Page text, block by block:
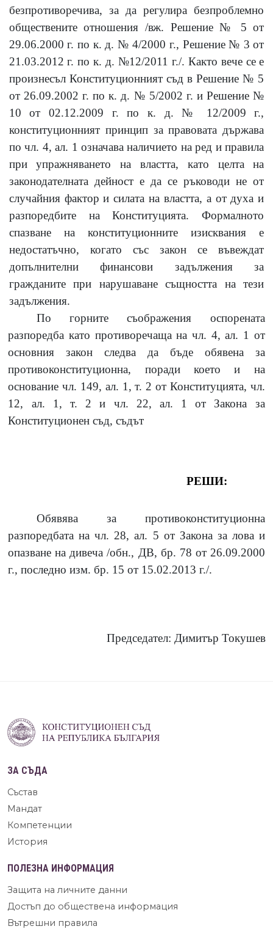
безпротиворечива, за да регулира безпроблемно
обществените отношения /вж. Решение № 5 от
29.06.2000 г. по к. д. № 4/2000 г., Решение № 3 от
21.03.2012 г. по к. д. №12/2011 г./. Както вече се е
произнесъл Конституционният съд в Решение № 5
от 26.09.2002 г. по к. д. № 5/2002 г. и Решение №
10 от 02.12.2009 г. по к. д. № 12/2009 г.,
конституционният принцип за правовата държава
по чл. 4, ал. 1 означава наличието на ред и правила
при упражняването на властта, като целта на
законодателната дейност е да се ръководи не от
случайния фактор и силата на властта, а от духа и
разпоредбите на Конституцията. Формалното
спазване на конституционните изисквания е
недостатъчно, когато със закон се въвеждат
допълнителни финансови задължения за
гражданите при нарушаване същността на тези
задължения.
По горните съображения оспорената
разпоредба като противоречаща на чл. 4, ал. 1 от
основния закон следва да бъде обявена за
противоконституционна, поради което и на
основание чл. 149, ал. 1, т. 2 от Конституцията, чл.
12, ал. 1, т. 2 и чл. 22, ал. 1 от Закона за
Конституционен съд, съдът
РЕШИ:
Обявява за противоконституционна
разпоредбата на чл. 28, ал. 5 от Закона за лова и
опазване на дивеча /обн., ДВ, бр. 78 от 26.09.2000
г., последно изм. бр. 15 от 15.02.2013 г./.
Председател: Димитър Токушев
ЗА СЪДА
Състав
Мандат
Компетенции
История
ПОЛЕЗНА ИНФОРМАЦИЯ
Защита на личните данни
Достъп до обществена информация
Вътрешни правила